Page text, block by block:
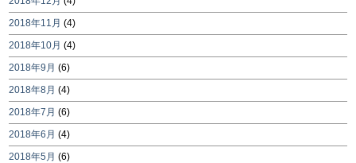
2018年11月 (4)
2018年10月 (4)
2018年9月 (6)
2018年8月 (4)
2018年7月 (6)
2018年6月 (4)
2018年5月 (6)